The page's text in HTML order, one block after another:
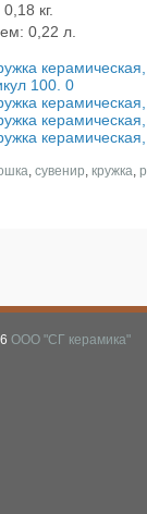
кг.
0,22 л.
, сувенир, кружка,
ООО "СГ керамика"